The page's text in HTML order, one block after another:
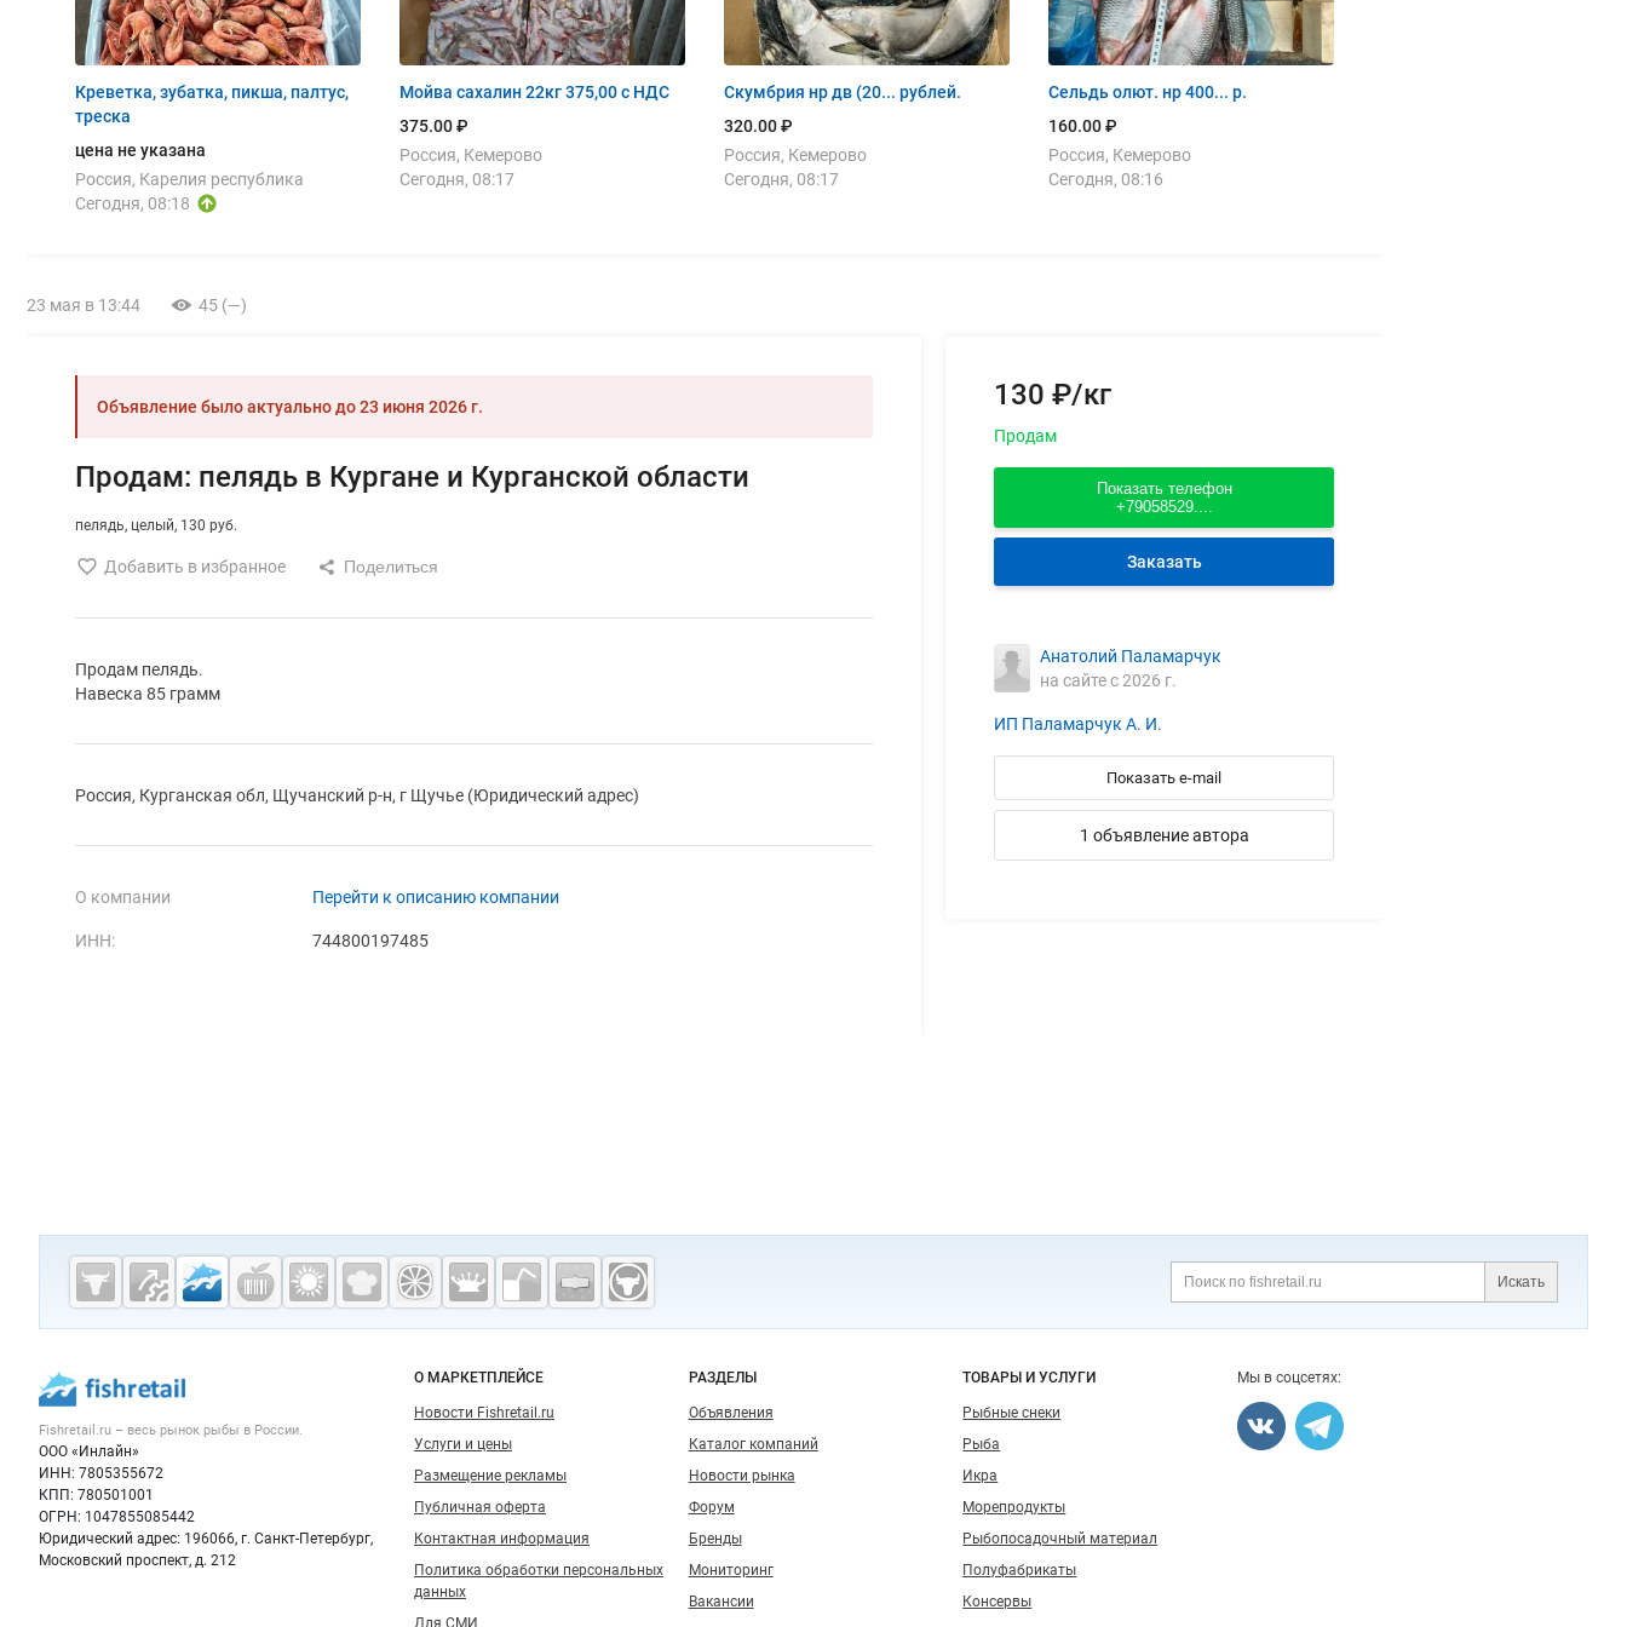
Креветка, зубатка, пикша, палтус,
треска
цена не указана
Россия, Карелия республика
Сегодня, 08:18
Мойва сахалин 22кг 375,00 с НДС
375.00 ₽
Россия, Кемерово
Сегодня, 08:17
Скумбрия нр дв (20... рублей.
320.00 ₽
Россия, Кемерово
Сегодня, 08:17
Сельдь олют. нр 400... р.
160.00 ₽
Россия, Кемерово
Сегодня, 08:16
23 мая в 13:44 45 (—)
Объявление было актуально до23 июня 2026 г.
Продам: пелядь в Кургане и Курганской области
пелядь целый 130 руб.
Добавить в избранное
Продам пелядь.
Навеска 85 грамм
Россия, Курганская обл, Щучанский р-н, г Щучье (Юридический адрес)
О компании Перейти к описанию компании
ИНН: 744800197485
130 ₽/кг
Продам
Показать телефон
+79058529....
Заказать
Анатолий Паламарчук
на сайте с 2026 г.
ИП Паламарчук А. И.
Показать e-mail
1 объявление автора
Дополнительная информация
Искать
Cсылки на полезные проекты
Fishretail.ru —
рыба,
Важные разделы и контакты
Fishretail.ru – весь рынок рыбы в России.
ООО «Инлайн»
ИНН: 7805355672
КПП: 780501001
ОГРН: 1047855085442
Юридический адрес: 196066, г. Санкт-Петербург,
Московский проспект, д. 212
Навигация по сайту
О МАРКЕТПЛЕЙСЕ
Новости Fishretail.ru
Услуги и цены
Размещение рекламы
Публичная оферта
Контактная информация
Политика обработки персональных
данных
Для СМИ
РАЗДЕЛЫ
Объявления
Каталог компаний
Новости рынка
Форум
Бренды
Мониторинг
Вакансии
ТОВАРЫ И УСЛУГИ
Рыбные снеки
Рыба
Икра
Морепродукты
Рыбопосадочный материал
Полуфабрикаты
Консервы
Мы в соцсетях: